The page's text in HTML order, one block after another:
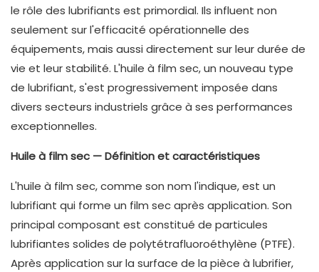
le rôle des lubrifiants est primordial. Ils influent non
seulement sur l'efficacité opérationnelle des
équipements, mais aussi directement sur leur durée de
vie et leur stabilité. L'huile à film sec, un nouveau type
de lubrifiant, s'est progressivement imposée dans
divers secteurs industriels grâce à ses performances
exceptionnelles.
Huile à film sec — Définition et caractéristiques
L'huile à film sec, comme son nom l'indique, est un
lubrifiant qui forme un film sec après application. Son
principal composant est constitué de particules
lubrifiantes solides de polytétrafluoroéthylène (PTFE).
Après application sur la surface de la pièce à lubrifier,